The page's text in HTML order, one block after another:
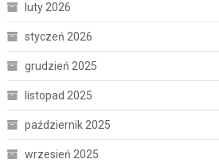
luty 2026
styczeń 2026
grudzień 2025
listopad 2025
październik 2025
wrzesień 2025